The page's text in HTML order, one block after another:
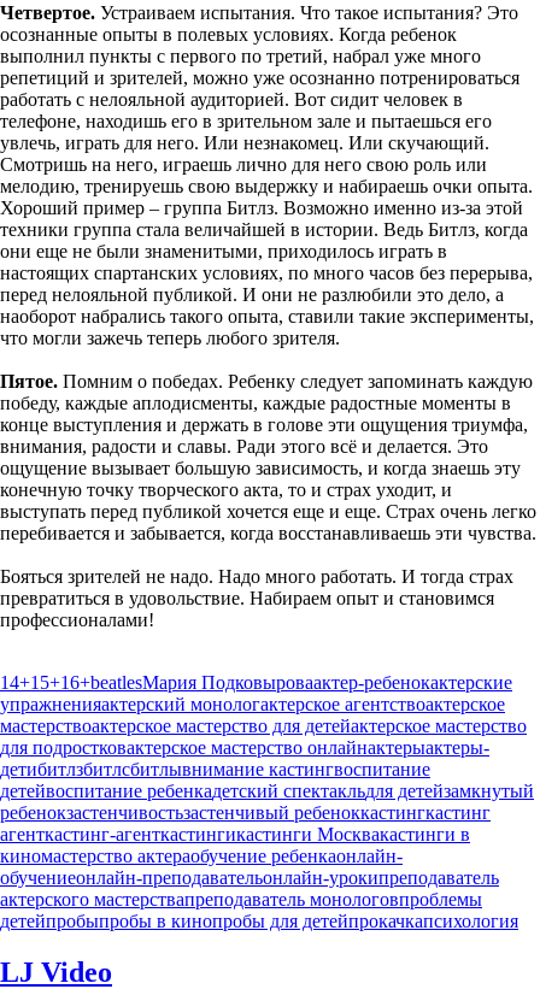
Четвертое. Устраиваем испытания. Что такое испытания? Это
осознанные опыты в полевых условиях. Когда ребенок
выполнил пункты с первого по третий, набрал уже много
репетиций и зрителей, можно уже осознанно потренироваться
работать с нелояльной аудиторией. Вот сидит человек в
телефоне, находишь его в зрительном зале и пытаешься его
увлечь, играть для него. Или незнакомец. Или скучающий.
Смотришь на него, играешь лично для него свою роль или
мелодию, тренируешь свою выдержку и набираешь очки опыта.
Хороший пример – группа Битлз. Возможно именно из-за этой
техники группа стала величайшей в истории. Ведь Битлз, когда
они еще не были знаменитыми, приходилось играть в
настоящих спартанских условиях, по много часов без перерыва,
перед нелояльной публикой. И они не разлюбили это дело, а
наоборот набрались такого опыта, ставили такие эксперименты,
что могли зажечь теперь любого зрителя.
Пятое. Помним о победах. Ребенку следует запоминать каждую
победу, каждые аплодисменты, каждые радостные моменты в
конце выступления и держать в голове эти ощущения триумфа,
внимания, радости и славы. Ради этого всё и делается. Это
ощущение вызывает большую зависимость, и когда знаешь эту
конечную точку творческого акта, то и страх уходит, и
выступать перед публикой хочется еще и еще. Страх очень легко
перебивается и забывается, когда восстанавливаешь эти чувства.
Бояться зрителей не надо. Надо много работать. И тогда страх
превратиться в удовольствие. Набираем опыт и становимся
профессионалами!
14+15+16+beatlesМария Подковыроваактер-ребенокактерские
упражненияактерский монологактерское агентствоактерское
мастерствоактерское мастерство для детейактерское мастерство
для подростковактерское мастерство онлайнактерыактеры-
детибитлзбитлсбитлывнимание кастингвоспитание
детейвоспитание ребенкадетский спектакльдля детейзамкнутый
ребенокзастенчивостьзастенчивый ребеноккастингкастинг
агенткастинг-агенткастингикастинги Москвакастинги в
киномастерство актераобучение ребенкаонлайн-
обучениеонлайн-преподавательонлайн-урокипреподаватель
актерского мастерствапреподаватель монологовпроблемы
детейпробыпробы в кинопробы для детейпрокачкапсихология
LJ Video